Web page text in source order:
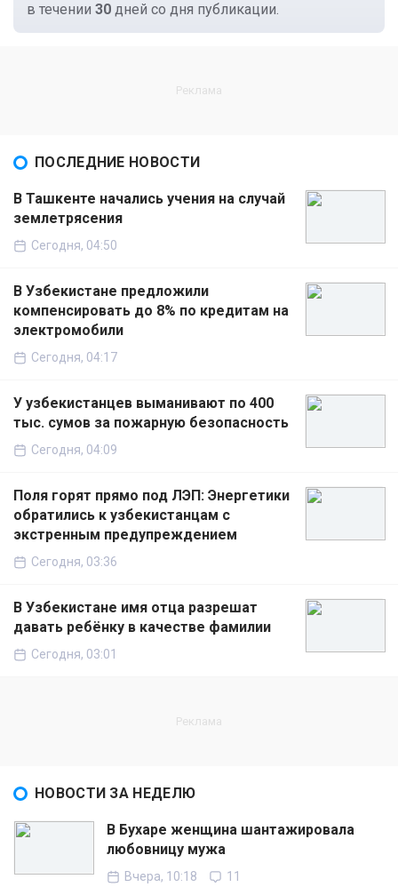
в течении 30 дней со дня публикации.
ПОСЛЕДНИЕ НОВОСТИ
В Ташкенте начались учения на случай
землетрясения
Сегодня, 04:50
В Узбекистане предложили
компенсировать до 8% по кредитам на
электромобили
Сегодня, 04:17
У узбекистанцев выманивают по 400
тыс. сумов за пожарную безопасность
Сегодня, 04:09
Поля горят прямо под ЛЭП: Энергетики
обратились к узбекистанцам с
экстренным предупреждением
Сегодня, 03:36
В Узбекистане имя отца разрешат
давать ребёнку в качестве фамилии
Сегодня, 03:01
НОВОСТИ ЗА НЕДЕЛЮ
В Бухаре женщина шантажировала
любовницу мужа
Вчера, 10:18 11